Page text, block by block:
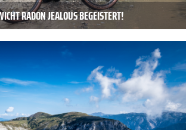
RADON JEALOUS BEGEISTERT!